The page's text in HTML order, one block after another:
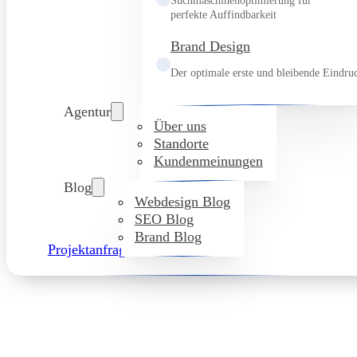
perfekte Auffindbarkeit
Brand Design
Der optimale erste und bleibende
Agentur
Über uns
Standorte
Kundenmeinungen
Blog
Webdesign Blog
SEO Blog
Brand Blog
Projektanfrage